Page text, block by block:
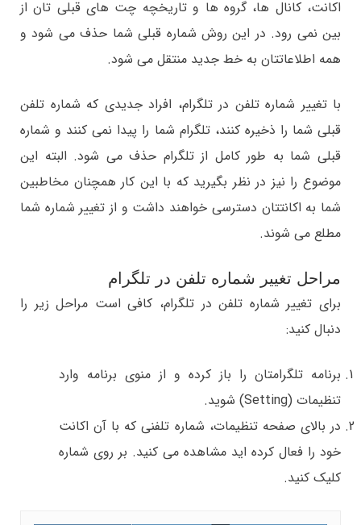
اکانت، کانال ها، گروه ها و تاریخچه چت های قبلی تان از
بین نمی رود. در این روش شماره قبلی شما حذف می شود و
همه اطلاعاتتان به خط جدید منتقل می شود.
با تغییر شماره تلفن در تلگرام، افراد جدیدی که شماره تلفن
قبلی شما را ذخیره کنند، تلگرام شما را پیدا نمی کنند و شماره
قبلی شما به طور کامل از تلگرام حذف می شود. البته این
موضوع را نیز در نظر بگیرید که با این کار همچنان مخاطبین
شما به اکانتتان دسترسی خواهند داشت و از تغییر شماره شما
مطلع می شوند.
مراحل تغییر شماره تلفن در تلگرام
برای تغییر شماره تلفن در تلگرام، کافی است مراحل زیر را
دنبال کنید:
برنامه تلگرامتان را باز کرده و از منوی برنامه وارد
تنظیمات (Setting) شوید.
در بالای صفحه تنظیمات، شماره تلفنی که با آن اکانت
خود را فعال کرده اید مشاهده می کنید. بر روی شماره
کلیک کنید.